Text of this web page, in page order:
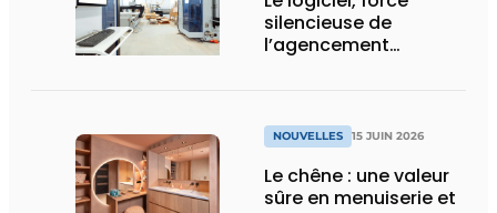
silencieuse de
l’agencement
NOUVELLES 15 JUIN 2026
Le chêne : une valeur
sûre en menuiserie et